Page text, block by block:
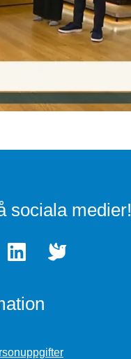
sociala medier!